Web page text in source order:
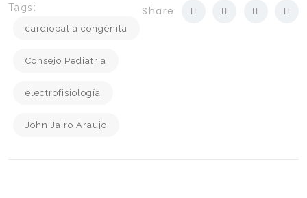
Tags:
cardiopatía congénita
Consejo Pediatria
electrofisiología
John Jairo Araujo
Share